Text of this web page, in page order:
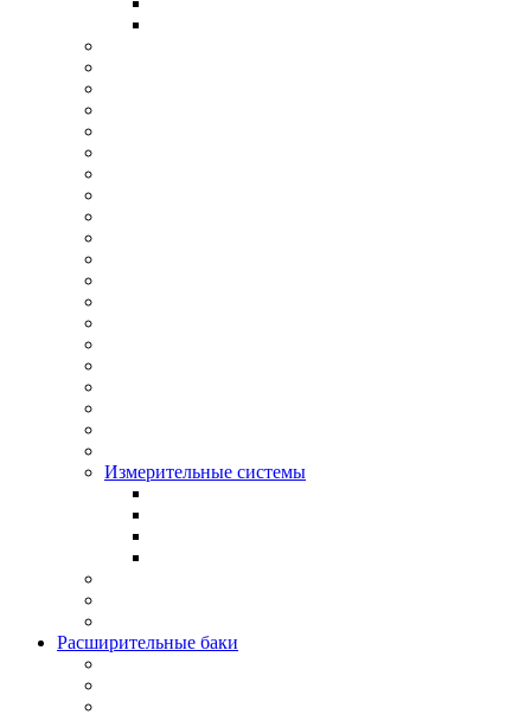
Измерительные системы
Расширительные баки